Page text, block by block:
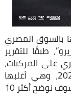
بالسوق المصري
8128 سيارة “زيرو”، طبقًا للتقرير
على المركبات،
من ضمنهم عدد 3864 سيارة موديل 2023، وهي أغلبها
سيارات مُجمعه محليًا. وفي السطور التاليه سوف نوضح أكثر 10